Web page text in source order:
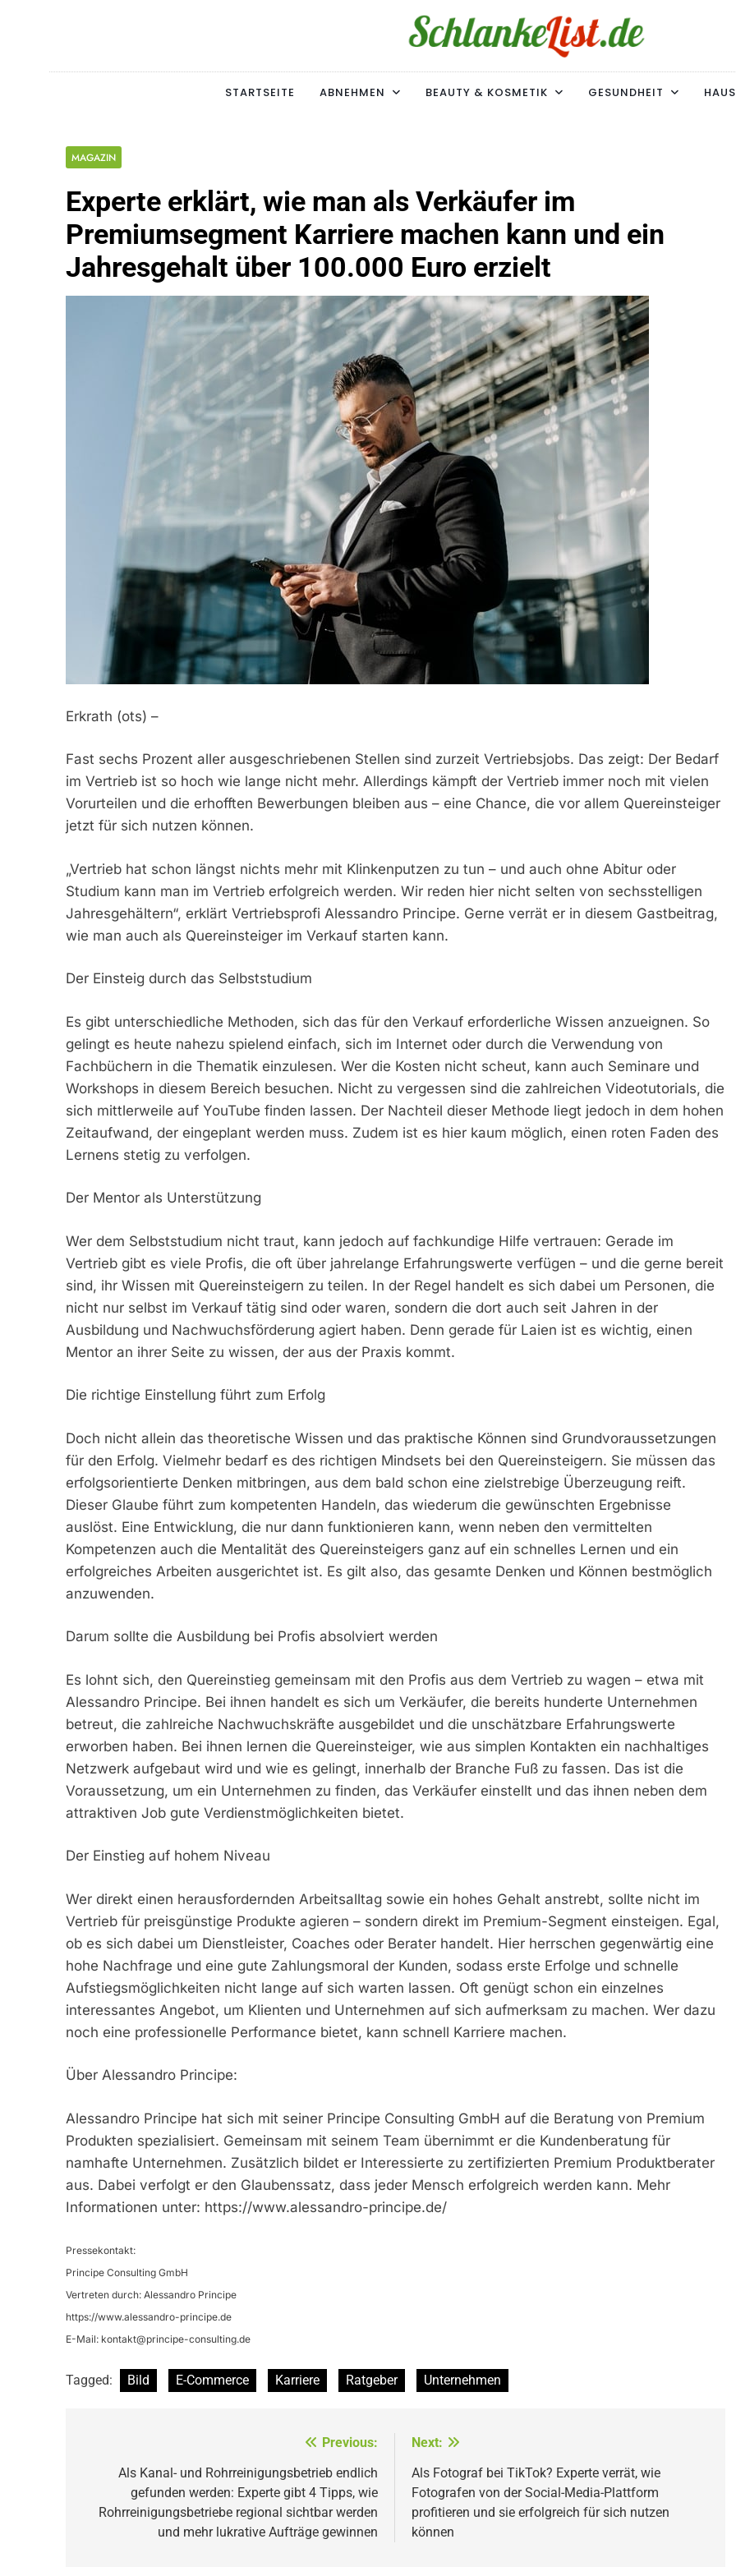
Schlanke-List.de
MAGERSUCHT. BULIMIE. ADIPOSITAS? SIE SIND NICHT ALLEIN!
STARTSEITE
ABNEHMEN BEAUTY & KOSMETIK GESUNDHEIT
MAGAZIN
Experte erklärt, wie man als Verkäufer im
Premiumsegment Karriere machen kann und ein
Jahresgehalt über 100.000 Euro erzielt
Erkrath (ots) –
Fast sechs Prozent aller ausgeschriebenen Stellen sind zurzeit Vertriebsjobs. Das zeigt: Der Bedarf
im Vertrieb ist so hoch wie lange nicht mehr. Allerdings kämpft der Vertrieb immer noch mit vielen
Vorurteilen und die erhofften Bewerbungen bleiben aus – eine Chance, die vor allem Quereinsteiger
jetzt für sich nutzen können.
„Vertrieb hat schon längst nichts mehr mit Klinkenputzen zu tun – und auch ohne Abitur oder
Studium kann man im Vertrieb erfolgreich werden. Wir reden hier nicht selten von sechsstelligen
Jahresgehältern“, erklärt Vertriebsprofi Alessandro Principe. Gerne verrät er in diesem Gastbeitrag,
wie man auch als Quereinsteiger im Verkauf starten kann.
Der Einsteig durch das Selbststudium
Es gibt unterschiedliche Methoden, sich das für den Verkauf erforderliche Wissen anzueignen. So
gelingt es heute nahezu spielend einfach, sich im Internet oder durch die Verwendung von
Fachbüchern in die Thematik einzulesen. Wer die Kosten nicht scheut, kann auch Seminare und
Workshops in diesem Bereich besuchen. Nicht zu vergessen sind die zahlreichen Videotutorials, die
sich mittlerweile auf YouTube finden lassen. Der Nachteil dieser Methode liegt jedoch in dem hohen
Zeitaufwand, der eingeplant werden muss. Zudem ist es hier kaum möglich, einen roten Faden des
Lernens stetig zu verfolgen.
Der Mentor als Unterstützung
Wer dem Selbststudium nicht traut, kann jedoch auf fachkundige Hilfe vertrauen: Gerade im
Vertrieb gibt es viele Profis, die oft über jahrelange Erfahrungswerte verfügen – und die gerne bereit
sind, ihr Wissen mit Quereinsteigern zu teilen. In der Regel handelt es sich dabei um Personen, die
nicht nur selbst im Verkauf tätig sind oder waren, sondern die dort auch seit Jahren in der
Ausbildung und Nachwuchsförderung agiert haben. Denn gerade für Laien ist es wichtig, einen
Mentor an ihrer Seite zu wissen, der aus der Praxis kommt.
Die richtige Einstellung führt zum Erfolg
Doch nicht allein das theoretische Wissen und das praktische Können sind Grundvoraussetzungen
für den Erfolg. Vielmehr bedarf es des richtigen Mindsets bei den Quereinsteigern. Sie müssen das
erfolgsorientierte Denken mitbringen, aus dem bald schon eine zielstrebige Überzeugung reift.
Dieser Glaube führt zum kompetenten Handeln, das wiederum die gewünschten Ergebnisse
auslöst. Eine Entwicklung, die nur dann funktionieren kann, wenn neben den vermittelten
Kompetenzen auch die Mentalität des Quereinsteigers ganz auf ein schnelles Lernen und ein
erfolgreiches Arbeiten ausgerichtet ist. Es gilt also, das gesamte Denken und Können bestmöglich
anzuwenden.
Darum sollte die Ausbildung bei Profis absolviert werden
Es lohnt sich, den Quereinstieg gemeinsam mit den Profis aus dem Vertrieb zu wagen – etwa mit
Alessandro Principe. Bei ihnen handelt es sich um Verkäufer, die bereits hunderte Unternehmen
betreut, die zahlreiche Nachwuchskräfte ausgebildet und die unschätzbare Erfahrungswerte
erworben haben. Bei ihnen lernen die Quereinsteiger, wie aus simplen Kontakten ein nachhaltiges
Netzwerk aufgebaut wird und wie es gelingt, innerhalb der Branche Fuß zu fassen. Das ist die
Voraussetzung, um ein Unternehmen zu finden, das Verkäufer einstellt und das ihnen neben dem
attraktiven Job gute Verdienstmöglichkeiten bietet.
Der Einstieg auf hohem Niveau
Wer direkt einen herausfordernden Arbeitsalltag sowie ein hohes Gehalt anstrebt, sollte nicht im
Vertrieb für preisgünstige Produkte agieren – sondern direkt im Premium-Segment einsteigen. Egal,
ob es sich dabei um Dienstleister, Coaches oder Berater handelt. Hier herrschen gegenwärtig eine
hohe Nachfrage und eine gute Zahlungsmoral der Kunden, sodass erste Erfolge und schnelle
Aufstiegsmöglichkeiten nicht lange auf sich warten lassen. Oft genügt schon ein einzelnes
interessantes Angebot, um Klienten und Unternehmen auf sich aufmerksam zu machen. Wer dazu
noch eine professionelle Performance bietet, kann schnell Karriere machen.
Über Alessandro Principe:
Alessandro Principe hat sich mit seiner Principe Consulting GmbH auf die Beratung von Premium
Produkten spezialisiert. Gemeinsam mit seinem Team übernimmt er die Kundenberatung für
namhafte Unternehmen. Zusätzlich bildet er Interessierte zu zertifizierten Premium Produktberater
aus. Dabei verfolgt er den Glaubenssatz, dass jeder Mensch erfolgreich werden kann. Mehr
Informationen unter: https://www.alessandro-principe.de/
Pressekontakt:
Principe Consulting GmbH
Vertreten durch: Alessandro Principe
https://www.alessandro-principe.de
E-Mail: kontakt@principe-consulting.de
Tagged: Bild E-Commerce Karriere Ratgeber Unternehmen
Previous:
Als Kanal- und Rohrreinigungsbetrieb endlich
gefunden werden: Experte gibt 4 Tipps, wie
Rohrreinigungsbetriebe regional sichtbar werden
und mehr lukrative Aufträge gewinnen
Next:
Als Fotograf bei TikTok? Experte verrät, wie
Fotografen von der Social-Media-Plattform
profitieren und sie erfolgreich für sich nutzen
können